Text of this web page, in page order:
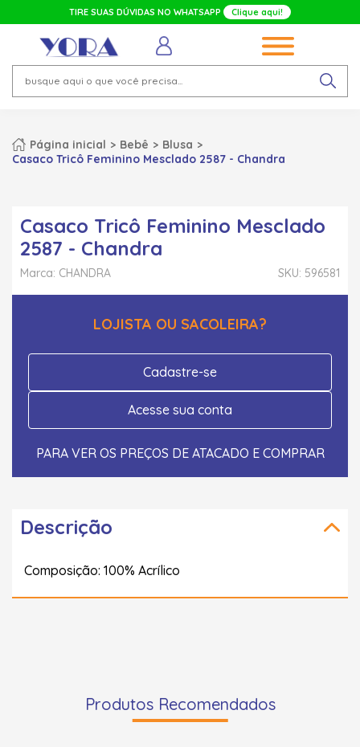
TIRE SUAS DÚVIDAS NO WHATSAPP Clique aqui!
Página inicial Bebê
Blusa
Casaco Tricô Feminino Mesclado 2587 - Chandra
Casaco Tricô Feminino Mesclado
2587 - Chandra
SKU: 596581
Marca: CHANDRA
LOJISTA OU SACOLEIRA?
Cadastre-se
Acesse sua conta
PARA VER OS PREÇOS DE ATACADO E COMPRAR
Descrição
Composição: 100% Acrílico
Produtos Recomendados